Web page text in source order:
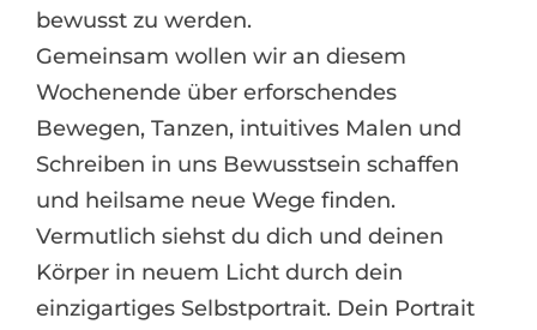
bewusst zu werden.
Gemeinsam wollen wir an diesem
Wochenende über erforschendes
Bewegen, Tanzen, intuitives Malen und
Schreiben in uns Bewusstsein schaffen
und heilsame neue Wege finden.
Vermutlich siehst du dich und deinen
Körper in neuem Licht durch dein
einzigartiges Selbstportrait. Dein Portrait